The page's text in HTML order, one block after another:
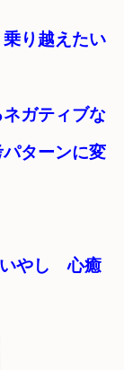
り越えたい
ガティブな
ターンに変
いやし 心癒